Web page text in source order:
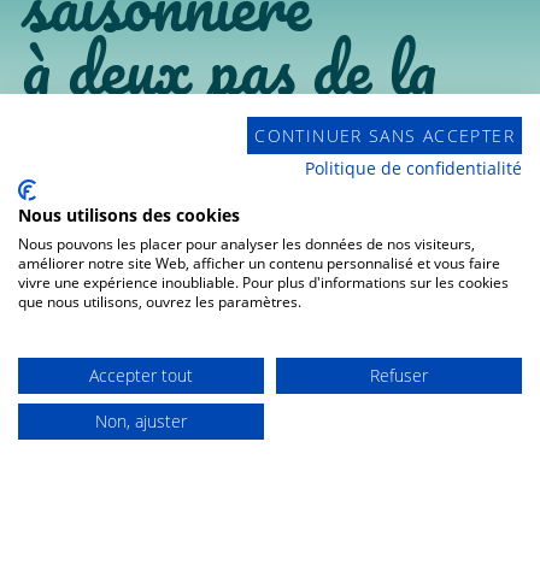
à deux pas de la
thalasso de Pornic
Un lieu idéal avec vue sur mer pour se
ressourcer
au calme, mais proche de tout !
CONTINUER SANS ACCEPTER
Politique de confidentialité
Nous utilisons des cookies
Nous pouvons les placer pour analyser les données de nos visiteurs,
améliorer notre site Web, afficher un contenu personnalisé et vous faire
vivre une expérience inoubliable. Pour plus d'informations sur les cookies
que nous utilisons, ouvrez les paramètres.
Accepter tout
Refuser
Non, ajuster